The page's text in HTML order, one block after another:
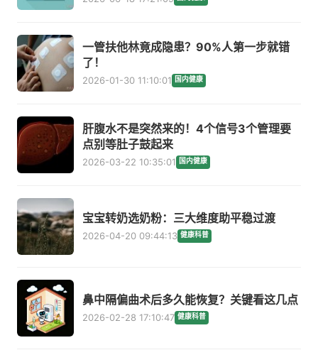
一管扶他林竟成隐患？90%人第一步就错
了！
2026-01-30 11:10:01 国内健康
肝腹水不是突然来的！4个信号3个管理要
点别等肚子鼓起来
2026-03-22 10:35:01 国内健康
宝宝转奶选奶粉：三大维度助平稳过渡
2026-04-20 09:44:13 健康科普
鼻中隔偏曲术后多久能恢复？关键看这几点
2026-02-28 17:10:47 健康科普